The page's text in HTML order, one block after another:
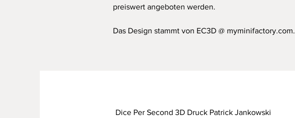
preiswert angeboten werden.
Das Design stammt von EC3D @ myminifactory.com.
Dice Per Second 3D Druck Patrick Jankowski